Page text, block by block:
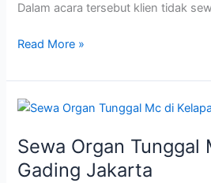
Dalam acara tersebut klien tidak
Read More »
Sewa Organ Tunggal
Gading Jakarta
Sewa
Tunggal
Mc